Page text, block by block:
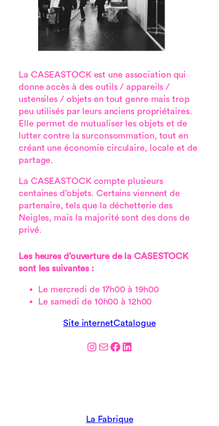
La CASEASTOCK est une association qui
donne accès à des outils / appareils /
ustensiles / objets en tout genre mais trop
peu utilisés par leurs anciens propriétaires.
Elle permet de mutualiser les objets et de
lutter contre la surconsommation, tout en
créant une économie circulaire, locale et de
partage.
La CASEASTOCK compte plusieurs
centaines d’objets. Certains viennent de
partenaire, tels que la déchetterie des
Neigles, mais la majorité sont des dons de
privé.
Les heures d’ouverture de la CASESTOCK
sont les suivantes :
Le mercredi de 17h00 à 19h00
Le samedi de 10h00 à 12h00
Site internetCatalogue
Instagram
E-mailFacebook
LinkedIn
La Fabrique